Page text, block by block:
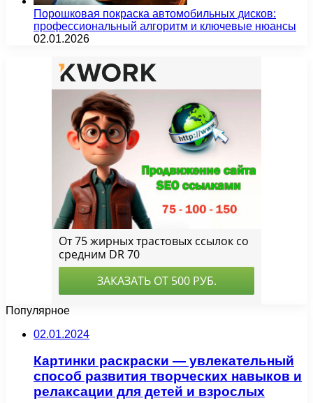
Порошковая покраска автомобильных дисков:
профессиональный алгоритм и ключевые нюансы
02.01.2026
Популярное
02.01.2024
Картинки раскраски — увлекательный
способ развития творческих навыков и
релаксации для детей и взрослых